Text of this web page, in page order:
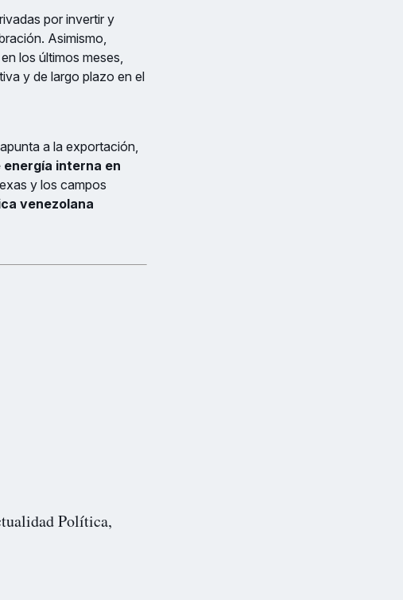
por invertir y
Asimismo,
los últimos meses,
y de largo plazo en el
a la exportación,
interna en
y los campos
venezolana
Política,